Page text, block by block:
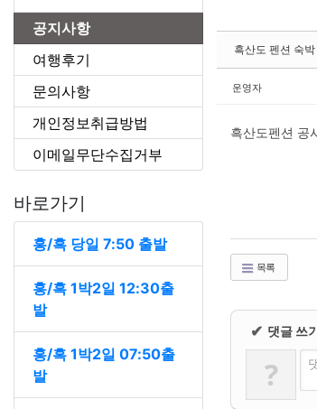
공지사항
여행후기
문의사항
개인정보취급방법
이메일무단수집거부
바로가기
홍/흑 당일 7:50 출발
홍/흑 1박2일 12:30출
발
홍/흑 1박2일 07:50출
발
흑산도 펜션 숙
운영자
흑산도펜션 공
목록
✔ 댓글 쓰
?